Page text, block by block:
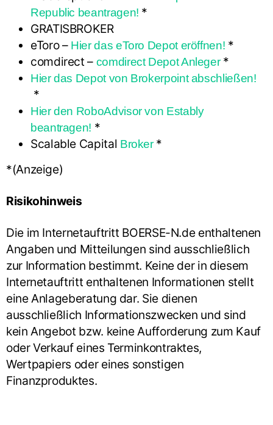
Republic beantragen! *
GRATISBROKER
eToro – Hier das eToro Depot eröffnen! *
comdirect – comdirect Depot Anleger*
Hier das Depot von Brokerpoint abschließen!
*
Hier den RoboAdvisor von Estably
beantragen! *
Scalable Capital Broker*
*(Anzeige)
Risikohinweis
Die im Internetauftritt BOERSE-N.de enthaltenen
Angaben und Mitteilungen sind ausschließlich
zur Information bestimmt. Keine der in diesem
Internetauftritt enthaltenen Informationen stellt
eine Anlageberatung dar. Sie dienen
ausschließlich Informationszwecken und sind
kein Angebot bzw. keine Aufforderung zum Kauf
oder Verkauf eines Terminkontraktes,
Wertpapiers oder eines sonstigen
Finanzproduktes.